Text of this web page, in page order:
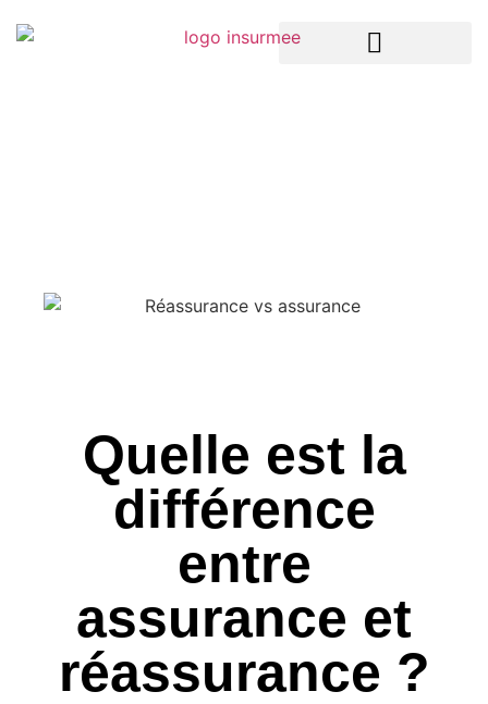
Quelle est la
différence
entre
assurance et
réassurance ?